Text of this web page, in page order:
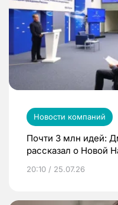
Новости компаний
Почти 3 млн идей:
рассказал о Новой
20:10 / 25.07.26